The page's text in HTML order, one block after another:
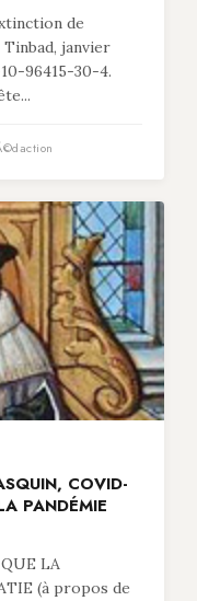
de
janvier
96415-30-4.
COVID-
PANDÉMIE
LA
(à propos de